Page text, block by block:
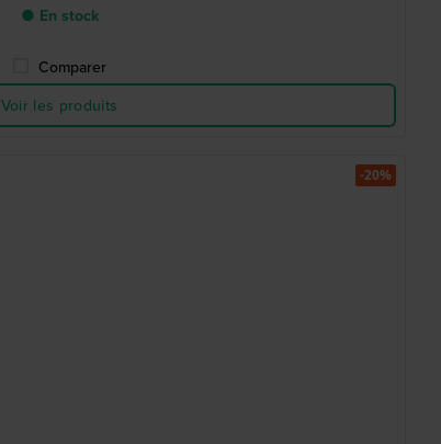
● En stock
Comparer
Voir les produits
-20%